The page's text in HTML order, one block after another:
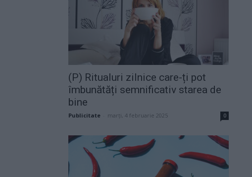
(P) Ritualuri zilnice care-ți pot
îmbunătăți semnificativ starea de
bine
Publicitate marți, 4 februarie 2025 0